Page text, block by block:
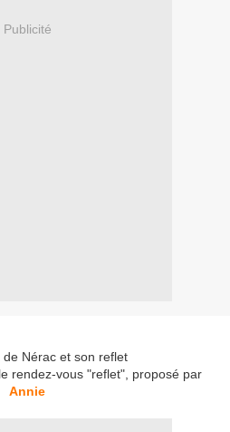
Publicité
de Nérac et son reflet
rendez-vous "reflet", proposé par
Annie